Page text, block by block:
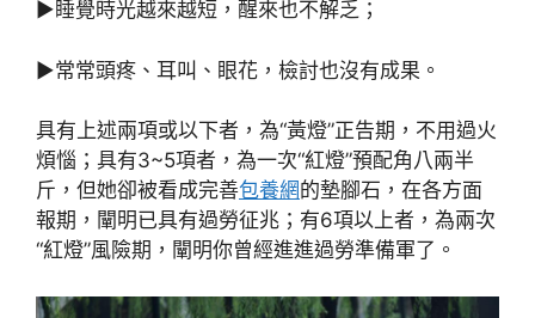
▶睡覺時光越來越短，醒來也不解乏；
▶常常頭疼、耳叫、眼花，檢討也沒有成果。
具有上述兩項或以下者，為“黃燈”正告期，不用過火
煩惱；具有3~5項者，為一次“紅燈”預配角八兩半
斤，但她卻被看成完善包養網的墊腳石，在各方面
報期，闡明已具有過勞征兆；有6項以上者，為兩次
“紅燈”風險期，闡明你曾經進進過勞準備軍了。